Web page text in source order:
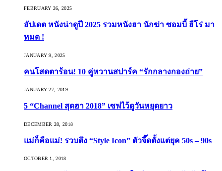
FEBRUARY 26, 2025
อัปเดต หนังน่าดูปี 2025 รวมหนังฮา นักฆ่า ซอมบี้ ฮีโร่ มา
หมด !
JANUARY 9, 2025
คนโสดตาร้อน! 10 คู่หวานสปาร์ค “รักกลางกองถ่าย”
JANUARY 27, 2019
5 “Channel สุดฮา 2018” เซฟไว้ดูวันหยุดยาว
DECEMBER 28, 2018
แม่ก็คือแม่! รวบตึง “Style Icon” ตัวจี๊ดตั้งแต่ยุค 50s – 90s
OCTOBER 1, 2018